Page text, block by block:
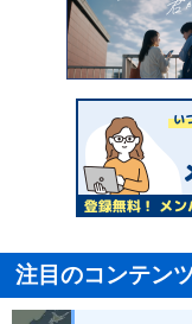
注目のコンテン